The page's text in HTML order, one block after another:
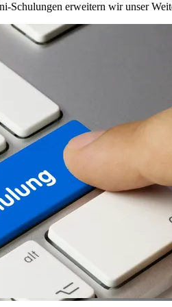
Schulungen erweitern wir unser